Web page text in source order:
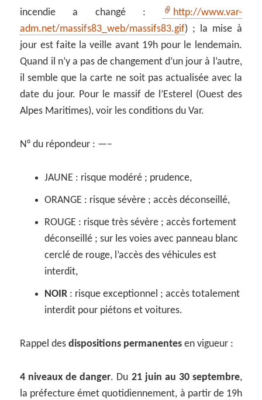
incendie a changé :
http://www.var-
adm.net/massifs83_web/massifs83.gif) ; la mise à
jour est faite la veille avant 19h pour le lendemain.
Quand il n’y a pas de changement d’un jour à l’autre,
il semble que la carte ne soit pas actualisée avec la
date du jour. Pour le massif de l’Esterel (Ouest des
Alpes Maritimes), voir les conditions du Var.
N° du répondeur : —–
JAUNE : risque modéré ; prudence,
ORANGE : risque sévère ; accès déconseillé,
ROUGE : risque très sévère ; accès fortement
déconseillé ; sur les voies avec panneau blanc
cerclé de rouge, l’accès des véhicules est
interdit,
NOIR : risque exceptionnel ; accès totalement
interdit pour piétons et voitures.
Rappel desdispositions permanentes en vigueur :
4 niveaux de danger. Du 21 juin au 30 septembre,
la préfecture émet quotidiennement, à partir de 19h